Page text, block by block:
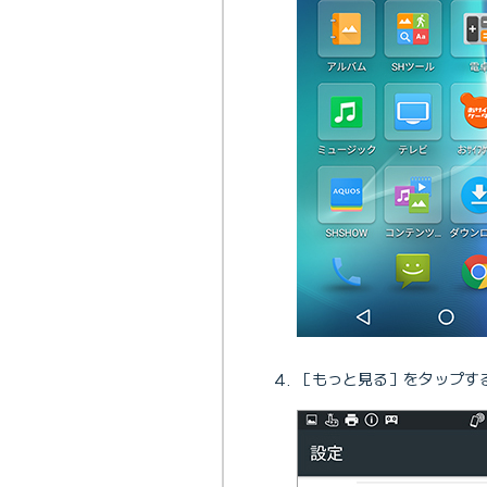
［もっと見る］をタップす